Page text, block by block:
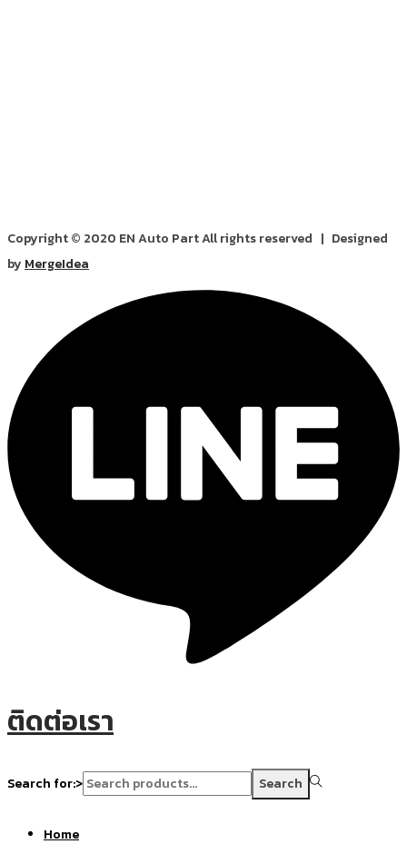
Copyright © 2020 EN Auto Part All rights reserved | Designed
by MergeIdea
ติดต่อเรา
Search for:> Search
Home